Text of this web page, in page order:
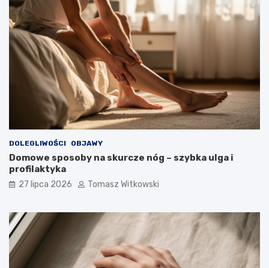
DOLEGLIWOŚCI OBJAWY
Domowe sposoby na skurcze nóg – szybka ulga i
profilaktyka
27 lipca 2026 Tomasz Witkowski